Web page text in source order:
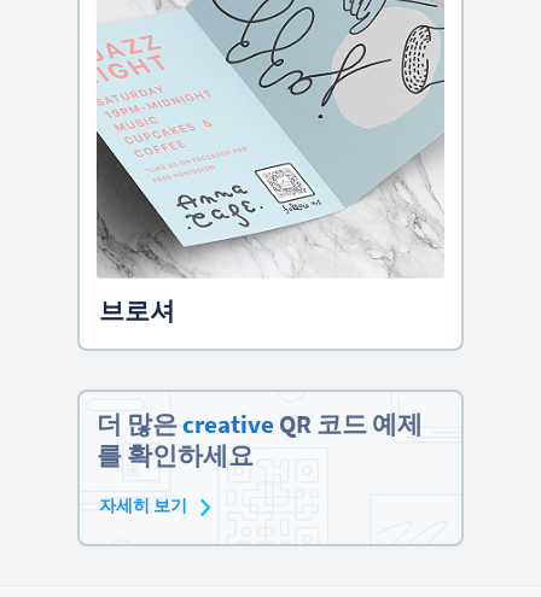
브로셔
더 많은creative QR 코드 예제
를 확인하세요
자세히 보기